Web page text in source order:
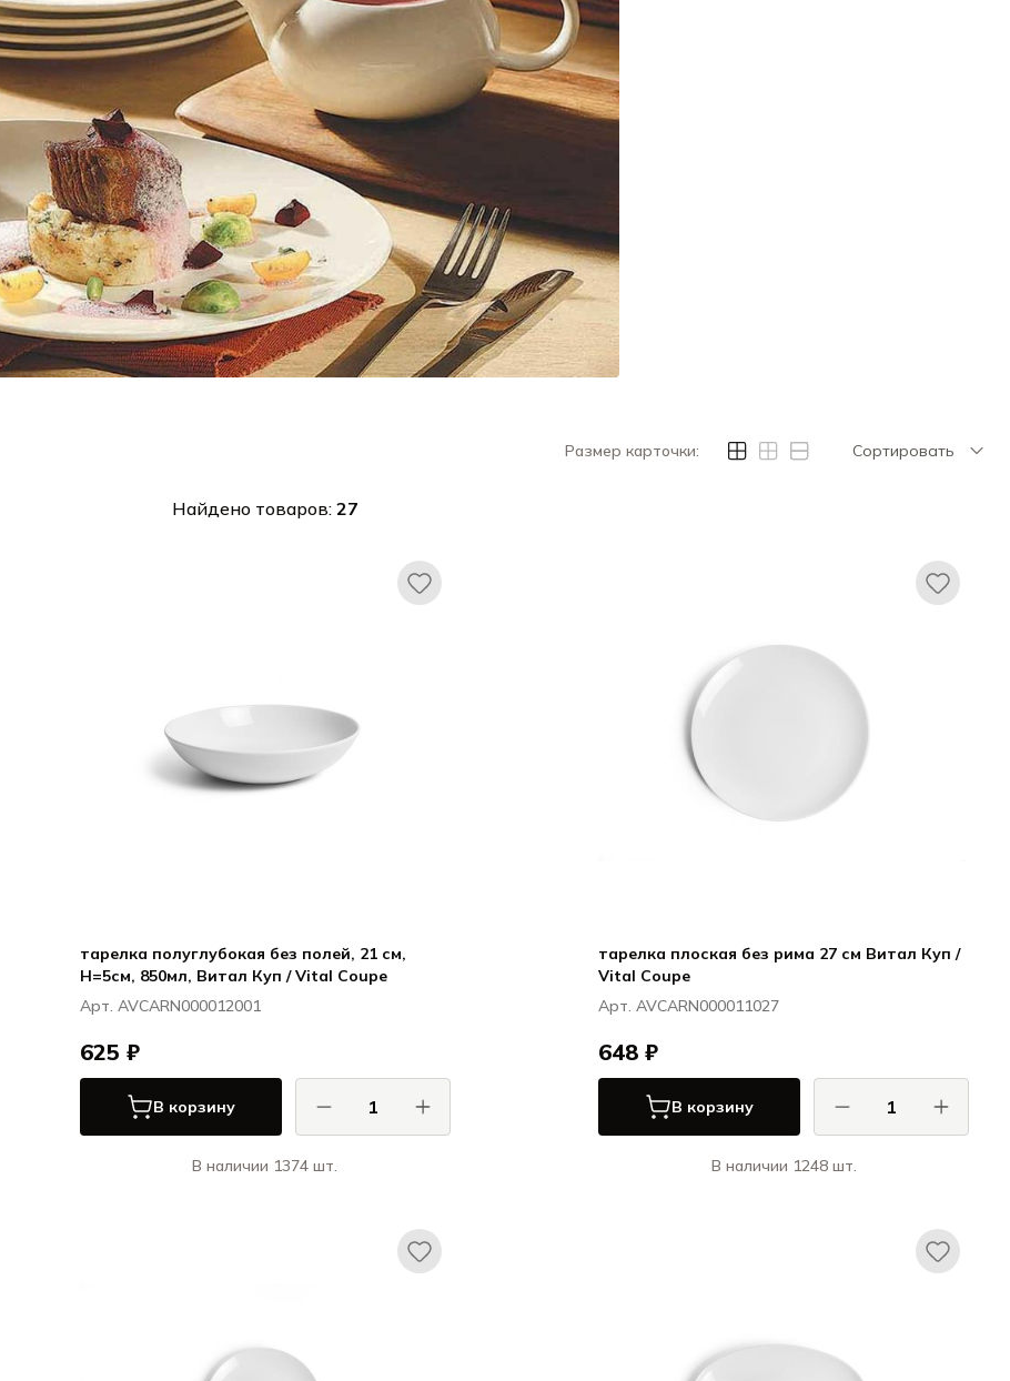
Размер карточки: Сортировать
Найдено товаров: 27
тарелка полуглубокая без полей, 21 см,
H=5см, 850мл, Витал Куп / Vital Coupe
Арт. AVCARN000012001
625 ₽
В корзину
В наличии 1374 шт.
тарелка плоская без рима 27 см Витал Куп /
Vital Coupe
Арт. AVCARN000011027
648 ₽
В корзину
В наличии 1248 шт.